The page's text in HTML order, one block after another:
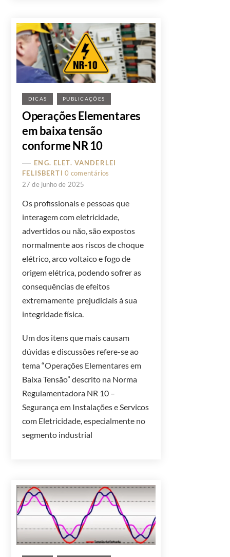
DICAS PUBLICAÇÕES
Operações Elementares
em baixa tensão
conforme NR 10
ENG. ELET. VANDERLEI
FELISBERTI 0 comentários
27 de junho de 2025
Os profissionais e pessoas que
interagem com eletricidade,
advertidos ou não, são expostos
normalmente aos riscos de choque
elétrico, arco voltaico e fogo de
origem elétrica, podendo sofrer as
consequências de efeitos
extremamente prejudiciais à sua
integridade física.
Um dos itens que mais causam
dúvidas e discussões refere-se ao
tema “Operações Elementares em
Baixa Tensão” descrito na Norma
Regulamentadora NR 10 –
Segurança em Instalações e Servicos
com Eletricidade, especialmente no
segmento industrial